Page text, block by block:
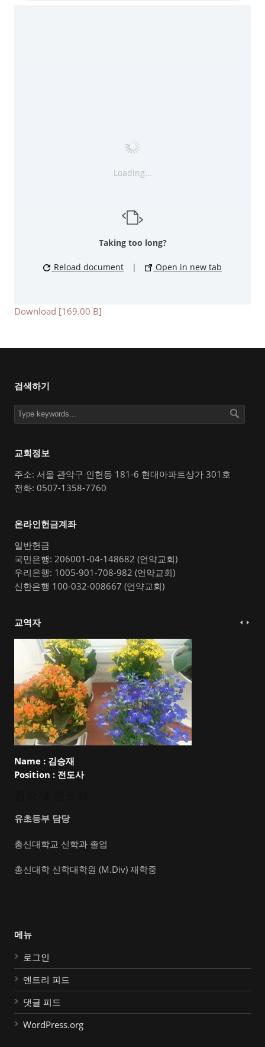
Loading...
Taking too long?
Reload document | Open in new tab
Download [169.00 B]
검색하기
교회정보
주소: 서울 관악구 인헌동 181-6 현대아파트상가 301호
전화: 0507-1358-7760
온라인헌금계좌
일반헌금
국민은행: 206001-04-148682 (언약교회)
우리은행: 1005-901-708-982 (언약교회)
신한은행 100-032-008667 (언약교회)
교역자
Name : 김승재
Position : 전도사
유초등부 담당
총신대학교 신학과 졸업
총신대학 신학대학원 (M.Div) 재학중
메뉴
로그인
엔트리 피드
댓글 피드
WordPress.org